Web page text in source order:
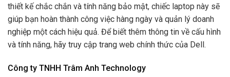
thiết kế chắc chắn và tính năng bảo mật, chiếc laptop này sẽ
giúp bạn hoàn thành công việc hàng ngày và quản lý doanh
nghiệp một cách hiệu quả. Để biết thêm thông tin về cấu hình
và tính năng, hãy truy cập trang web chính thức của Dell.
Công ty TNHH Trâm Anh Technology